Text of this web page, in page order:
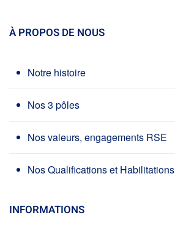
À PROPOS DE NOUS
Notre histoire
Nos 3 pôles
Nos valeurs, engagements RSE
Nos Qualifications et Habilitations
INFORMATIONS